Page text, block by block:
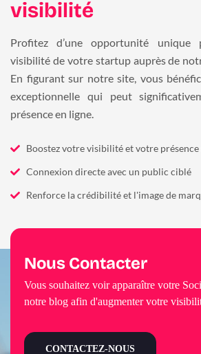
visibilité
Profitez d’une opportunité unique
visibilité de votre startup auprès de
En figurant sur notre site, vous
exceptionnelle qui peut
présence en ligne.
Boostez votre visibilité et votre présence
Connexion directe avec un public ciblé
Renforce la crédibilité et l'image de
Nous Contacter
Vous souhaitez voir apparaître votre
notre blog afin d'augmenter votre
CONTACTEZ-NOUS